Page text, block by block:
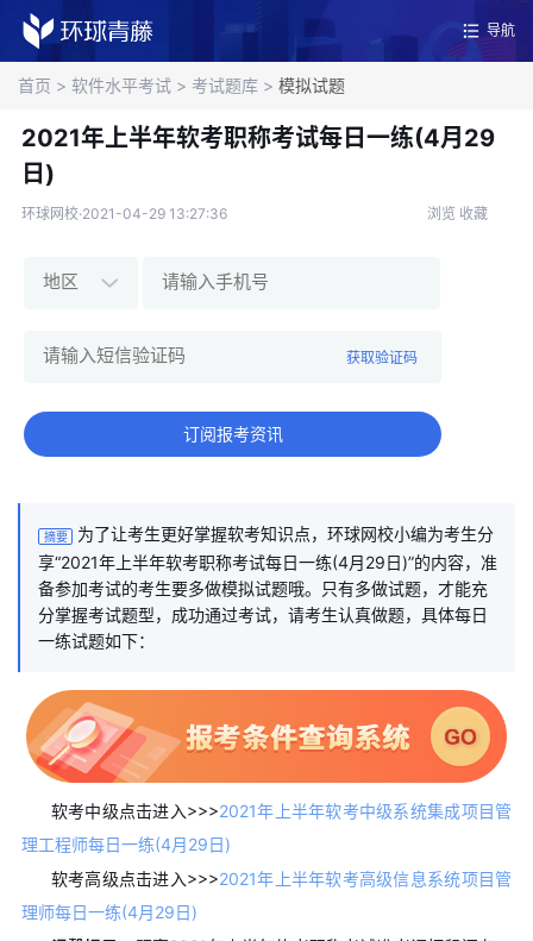
导航
首页 > 软件水平考试 > 考试题库 > 模拟试题
2021年上半年软考职称考试每日一练(4月29
日)
环球网校·2021-04-29 13:27:36 浏览 收藏
获取验证码
订阅报考资讯
摘要
为了让考生更好掌握软考知识点，环球网校小编为考生分
享“2021年上半年软考职称考试每日一练(4月29日)”的内容，准
备参加考试的考生要多做模拟试题哦。只有多做试题，才能充
分掌握考试题型，成功通过考试，请考生认真做题，具体每日
一练试题如下：
软考中级点击进入>>>2021年上半年软考中级系统集成项目管
理工程师每日一练(4月29日)
软考高级点击进入>>>2021年上半年软考高级信息系统项目管
理师每日一练(4月29日)